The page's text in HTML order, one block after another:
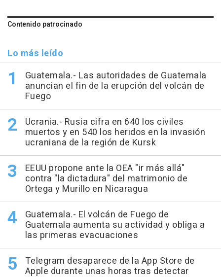
Contenido patrocinado
Lo más leído
Guatemala.- Las autoridades de Guatemala
anuncian el fin de la erupción del volcán de
Fuego
Ucrania.- Rusia cifra en 640 los civiles
muertos y en 540 los heridos en la invasión
ucraniana de la región de Kursk
EEUU propone ante la OEA "ir más allá"
contra "la dictadura" del matrimonio de
Ortega y Murillo en Nicaragua
Guatemala.- El volcán de Fuego de
Guatemala aumenta su actividad y obliga a
las primeras evacuaciones
Telegram desaparece de la App Store de
Apple durante unas horas tras detectar